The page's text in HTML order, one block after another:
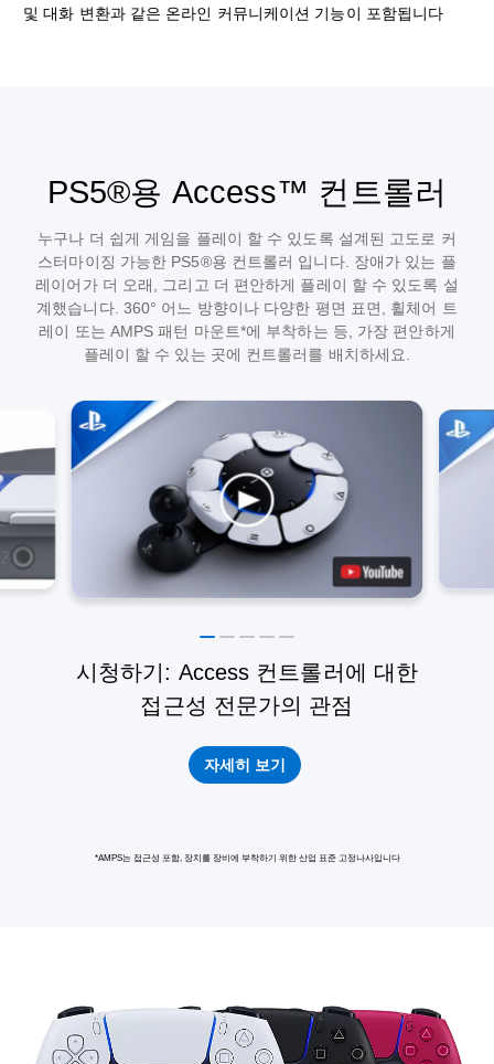
및 대화 변환과 같은 온라인 커뮤니케이션 기능이 포함됩니다
PS5®용 Access™ 컨트롤러
누구나 더 쉽게 게임을 플레이 할 수 있도록 설계된 고도로 커
스터마이징 가능한 PS5®용 컨트롤러 입니다. 장애가 있는 플
레이어가 더 오래, 그리고 더 편안하게 플레이 할 수 있도록 설
계했습니다. 360° 어느 방향이나 다양한 평면 표면, 휠체어 트
레이 또는 AMPS 패턴 마운트*에 부착하는 등, 가장 편안하게
플레이 할 수 있는 곳에 컨트롤러를 배치하세요.
시청하기: Access 컨트롤러에 대한
접근성 전문가의 관점
자세히 보기
*AMPS는 접근성 포함, 장치를 장비에 부착하기 위한 산업 표준 고정나사입니다